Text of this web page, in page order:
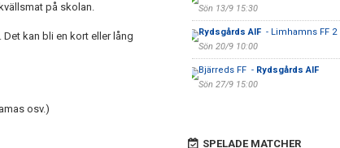
på skolan.
kan bli en kort eller lång
osv.)
Sön 13/9 15:30
Rydsgårds AIF - Limhamns FF 2
Sön 20/9 10:00
Bjärreds FF - Rydsgårds AIF
Sön 27/9 15:00
SPELADE MATCHER